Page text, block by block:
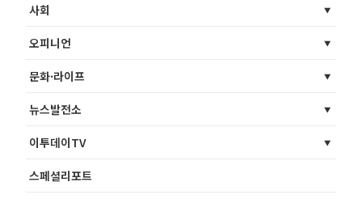
사회
오피니언
문화·라이프
뉴스발전소
이투데이TV
스페셜리포트